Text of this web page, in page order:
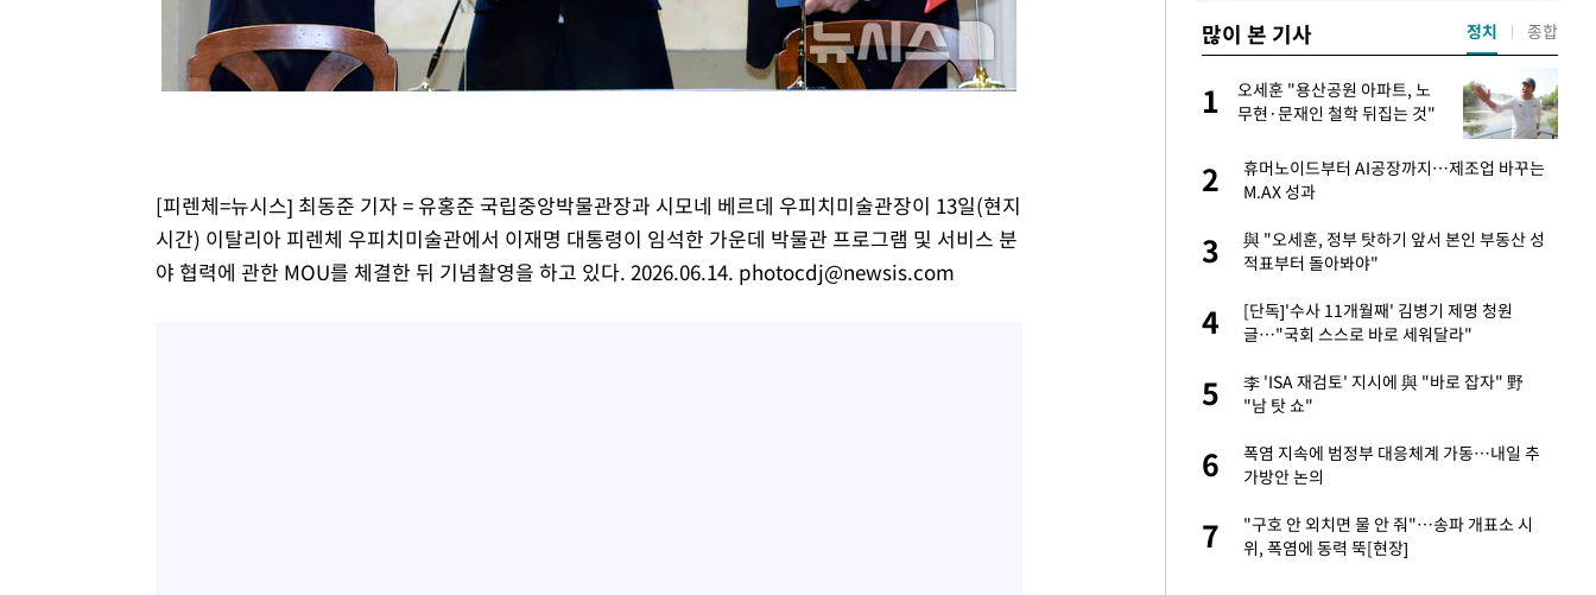
'최고 37도' 폭염 지속…강원동해안 최대 150㎜ 비
[속보]뉴욕증시 상승 마감…S&P 0.6% 나스닥 1.3%↑
[피렌체=뉴시스] 최동준 기자 = 유홍준 국립중앙박물관장과 시모네 베르데 우피치미술관장이 13일(현지
시간) 이탈리아 피렌체 우피치미술관에서 이재명 대통령이 임석한 가운데 박물관 프로그램 및 서비스 분
야 협력에 관한 MOU를 체결한 뒤 기념촬영을 하고 있다. 2026.06.14. photocdj@newsis.com
많이 본 기사
1
"창 3개 띄워도 답답함 없
학 뒤집는 것"
3
김도영·곽빈·안현민…오승환·니퍼트가 콕
집은 차기 메이저리거
1
오세훈 "용산공원 아파트, 노
무현·문재인 철학 뒤집는 것"
2
휴머노이드부터 AI공장까지…제조업 바꾸는
M.AX 성과
3
與 "오세훈, 정부 탓하기 앞서 본인 부동산 성
적표부터 돌아봐야"
4
[단독]'수사 11개월째' 김병기 제명 청원
글…"국회 스스로 바로 세워달라"
5
李 'ISA 재검토' 지시에 與 "바로 잡자" 野
"남 탓 쇼"
6
폭염 지속에 범정부 대응체계 가동…내일 추
가방안 논의
7
"구호 안 외치면 물 안 줘"…송파 개표소 시
위, 폭염에 동력 뚝[현장]
정치 종합